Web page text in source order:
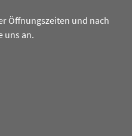
Öffnungszeiten und nach
uns an.